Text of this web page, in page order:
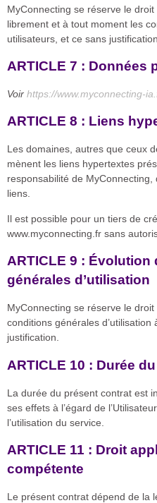
MyConnecting se réserve le
librement et à tout moment les
utilisateurs, et ce sans justification.
ARTICLE 7 : Données
Voir https://www.myconnecting-
ARTICLE 8 : Liens
Les domaines, autres que ceux
mènent les liens hypertextes
responsabilité de MyConnecting,
liens.
Il est possible pour un tiers de
www.myconnecting.fr sans
ARTICLE 9 :
générales d’utilisation
MyConnecting se réserve le
conditions générales
justification.
ARTICLE 10 : Durée
La durée du présent contrat est
ses effets à l’égard de
l’utilisation du service.
ARTICLE 11 : Droit
compétente
Le présent contrat dépend de la